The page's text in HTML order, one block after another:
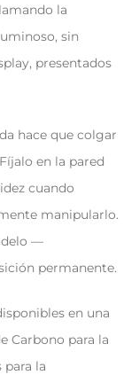
la
sin
presentados
hace que colgar
en la pared
cuando
manipularlo.
—
permanente.
en una
Carbono para la
la